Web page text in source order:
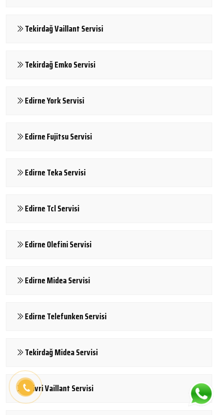
Tekirdağ Vaillant Servisi
Tekirdağ Emko Servisi
Edirne York Servisi
Edirne Fujitsu Servisi
Edirne Teka Servisi
Edirne Tcl Servisi
Edirne Olefini Servisi
Edirne Midea Servisi
Edirne Telefunken Servisi
Tekirdağ Midea Servisi
Silivri Vaillant Servisi